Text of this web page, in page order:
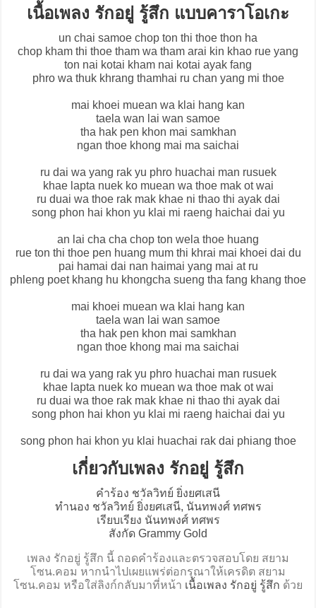
เนื้อเพลง รักอยู่ รู้สึก แบบคาราโอเกะ
un chai samoe chop ton thi thoe thon ha
chop kham thi thoe tham wa tham arai kin khao rue yang
ton nai kotai kham nai kotai ayak fang
phro wa thuk khrang thamhai ru chan yang mi thoe
mai khoei muean wa klai hang kan
taela wan lai wan samoe
tha hak pen khon mai samkhan
ngan thoe khong mai ma saichai
ru dai wa yang rak yu phro huachai man rusuek
khae lapta nuek ko muean wa thoe mak ot wai
ru duai wa thoe rak mak khae ni thao thi ayak dai
song phon hai khon yu klai mi raeng haichai dai yu
an lai cha cha chop ton wela thoe huang
rue ton thi thoe pen huang mum thi khrai mai khoei dai du
pai hamai dai nan haimai yang mai at ru
phleng poet khang hu khongcha sueng tha fang khang thoe
mai khoei muean wa klai hang kan
taela wan lai wan samoe
tha hak pen khon mai samkhan
ngan thoe khong mai ma saichai
ru dai wa yang rak yu phro huachai man rusuek
khae lapta nuek ko muean wa thoe mak ot wai
ru duai wa thoe rak mak khae ni thao thi ayak dai
song phon hai khon yu klai mi raeng haichai dai yu
song phon hai khon yu klai huachai rak dai phiang thoe
เกี่ยวกับเพลง รักอยู่ รู้สึก
คำร้อง ชวัลวิทย์ ยิ่งยศเสนี
ทำนอง ชวัลวิทย์ ยิ่งยศเสนี, นันทพงศ์ ทศพร
เรียบเรียง นันทพงศ์ ทศพร
สังกัด Grammy Gold
เพลง รักอยู่ รู้สึก นี้ ถอดคำร้องและตรวจสอบโดย สยาม
โซน.คอม หากนำไปเผยแพร่ต่อกรุณาให้เครดิต สยาม
โซน.คอม หรือใส่ลิงก์กลับมาที่หน้า เนื้อเพลง รักอยู่ รู้สึก ด้วย